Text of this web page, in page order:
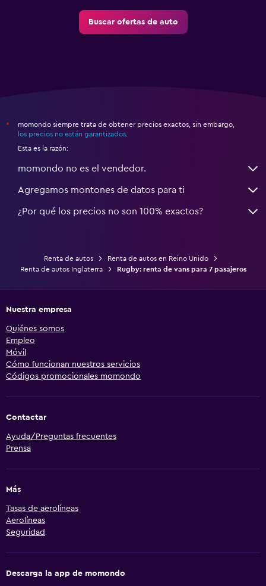
Buscar ofertas de auto
*
momondo siempre trata de obtener precios exactos, sin embargo,
los precios no están garantizados
Esta es la razón:
momondo no es el vendedor.
Agregamos montones de datos para ti
¿Por qué los precios no son 100% exactos?
Renta de autos
Renta de autos en Reino Unido
Renta de autos Inglaterra
Rugby: renta de vans para 7 pasajeros
Nuestra empresa
Quiénes somos
Empleo
Móvil
Cómo funcionan nuestros servicios
Códigos promocionales momondo
Contactar
Ayuda/Preguntas frecuentes
Prensa
Más
Tasas de aerolíneas
Aerolíneas
Seguridad
Descarga la app de momondo